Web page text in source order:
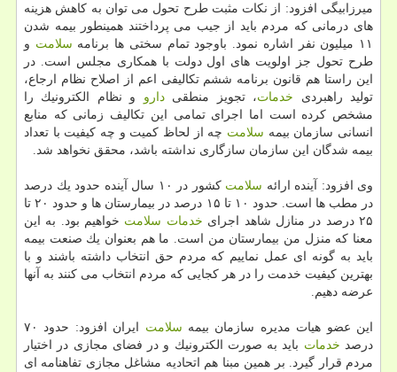
میرزابیگی افزود: از نكات مثبت طرح تحول می توان به كاهش هزینه
های درمانی كه مردم باید از جیب می پرداختند همینطور بیمه شدن
۱۱ میلیون نفر اشاره نمود. باوجود تمام سختی ها برنامه
سلامت و
طرح تحول جز اولویت های اول دولت با همكاری مجلس است. در
این راستا هم قانون برنامه ششم تكالیفی اعم از اصلاح نظام ارجاع،
تولید راهبردی خدمات، تجویز منطقیدارو و نظام الكترونیك را
مشخص كرده است اما اجرای تمامی این تكالیف زمانی كه منابع
انسانی سازمان بیمه سلامت چه از لحاظ كمیت و چه كیفیت با تعداد
بیمه شدگان این سازمان سازگاری نداشته باشد، محقق نخواهد شد.
وی افزود: آینده ارائه سلامت
كشور در ۱۰ سال آینده حدود یك درصد
در مطب ها است. حدود ۱۰ تا ۱۵ درصد در بیمارستان ها و حدود ۲۰ تا
۲۵ درصد در منازل شاهد اجرای
خدمات سلامت خواهیم بود. به این
معنا كه منزل من بیمارستان من است. ما هم بعنوان یك صنعت بیمه
باید به گونه ای عمل نماییم كه مردم حق انتخاب داشته باشند و با
بهترین كیفیت خدمت را در هر كجایی كه مردم انتخاب می كنند به آنها
عرضه دهیم.
این عضو هیات مدیره سازمان بیمه سلامت
ایران افزود: حدود ۷۰
درصد خدمات باید به صورت الكترونیك و در فضای مجازی در اختیار
مردم قرار گیرد. بر همین مبنا هم اتحادیه مشاغل مجازی تفاهنامه ای